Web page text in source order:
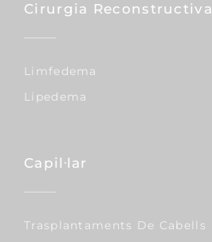
Cirurgia Reconstructiva
Limfedema
Lipedema
Capil·lar
Trasplantaments De Cabells